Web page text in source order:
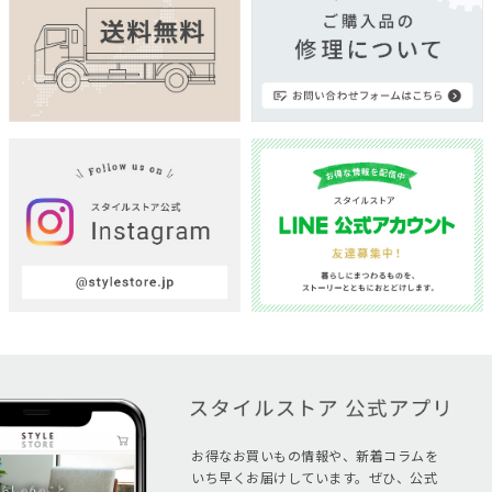
お得なお買いもの情報や、新着コラムを
いち早くお届けしています。ぜひ、公式